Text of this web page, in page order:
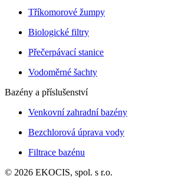
Tříkomorové žumpy
Biologické filtry
Přečerpávací stanice
Vodoměrné šachty
Bazény a příslušenství
Venkovní zahradní bazény
Bezchlorová úprava vody
Filtrace bazénu
© 2026 EKOCIS, spol. s r.o.